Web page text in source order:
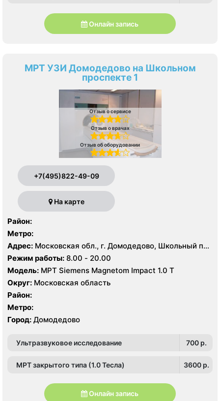
Онлайн запись
МРТ УЗИ Домодедово на Школьном
проспекте 1
Отзыв о сервисе
Отзыв о врачах
Отзыв об оборудовании
+7(495)822-49-09
На карте
Район:
Метро:
Адрес: Московская обл., г. Домодедово, Школьный пр.,
1
Режим работы:
8.00 - 20.00
Модель: МРТ Siemens Magnetom Impact 1.0 Т
Округ: Московская область
Район:
Метро:
Город: Домодедово
Ультразвуковое исследование 700 p.
МРТ закрытого типа (1.0 Тесла) 3600 p.
Онлайн запись